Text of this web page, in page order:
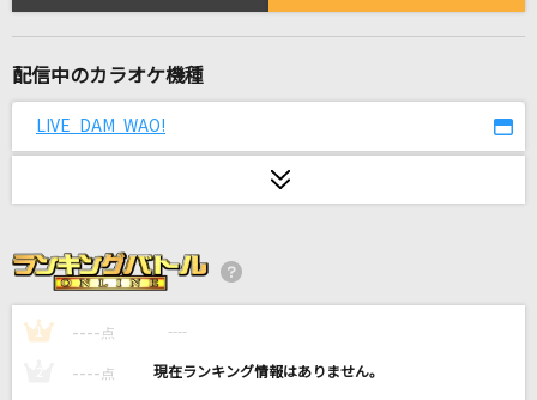
[生音]真夏の果実
STAY
氷室京介
BUMP OF CHICKEN
配信中のカラオケ機種
LIVE DAM WAO!
1 ---- 点 ----
---- 点 ----